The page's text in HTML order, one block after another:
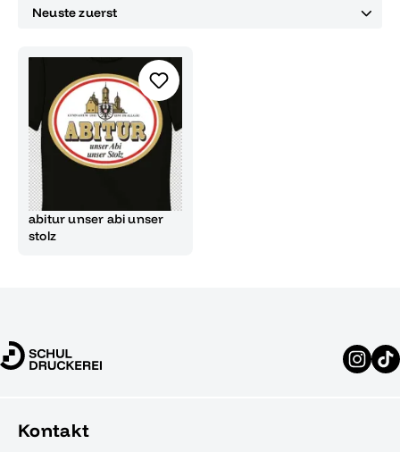
abitur unser abi unser
stolz
Kontakt